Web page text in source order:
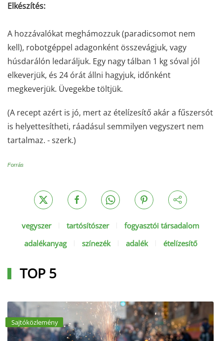
Elkészítés:
A hozzávalókat meghámozzuk (paradicsomot nem
kell), robotgéppel adagonként összevágjuk, vagy
húsdarálón ledaráljuk. Egy nagy tálban 1 kg sóval jól
elkeverjük, és 24 órát állni hagyjuk, időnként
megkeverjük. Üvegekbe töltjük.
(A recept azért is jó, mert az ételízesítő akár a fűszersót
is helyettesítheti, ráadásul semmilyen vegyszert nem
tartalmaz. - szerk.)
Forrás
vegyszer tartósítószer
fogyasztói társadalom
adalékanyag
színezék adalék ételízesítő
TOP 5
Sajtóközlemény